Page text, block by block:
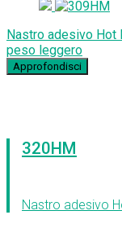
Nastro adesivo Hot
peso leggero
Approfondisci
320HM
Nastro adesivo